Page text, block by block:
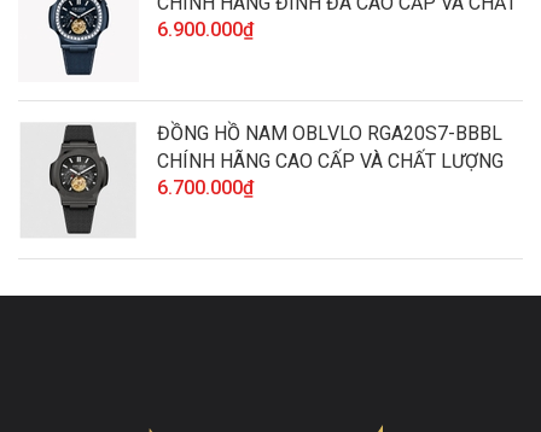
LƯỢNG
6.900.000₫
ĐỒNG HỒ NAM OBLVLO RGA20S7-BBBL
CHÍNH HÃNG CAO CẤP VÀ CHẤT LƯỢNG
6.700.000₫